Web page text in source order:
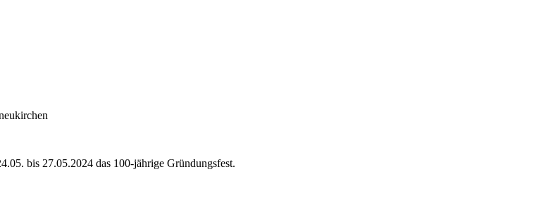
bis 27.05.2024 das 100-jährige Gründungsfest.